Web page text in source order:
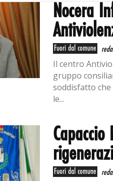
Nocera
Fuori dal comune
Il centro
gruppo
soddisfatto
le...
Fuori dal comune